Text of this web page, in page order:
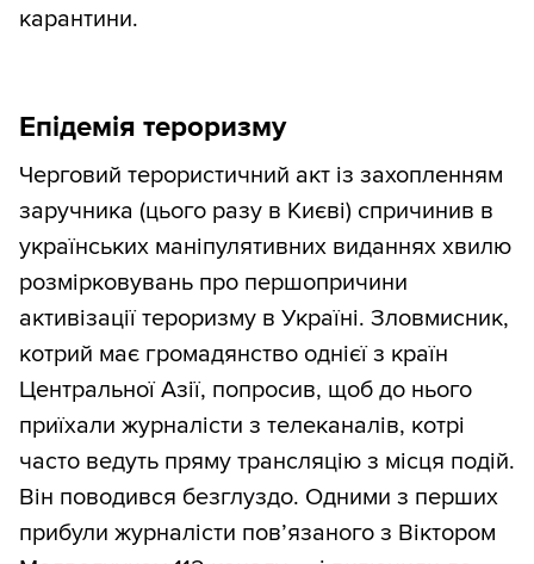
карантини.
Епідемія тероризму
Черговий терористичний акт із захопленням
заручника (цього разу в Києві) спричинив в
українських маніпулятивних виданнях хвилю
розмірковувань про першопричини
активізації тероризму в Україні. Зловмисник,
котрий має громадянство однієї з країн
Центральної Азії, попросив, щоб до нього
приїхали журналісти з телеканалів, котрі
часто ведуть пряму трансляцію з місця подій.
Він поводився безглуздо. Одними з перших
прибули журналісти пов’язаного з Віктором